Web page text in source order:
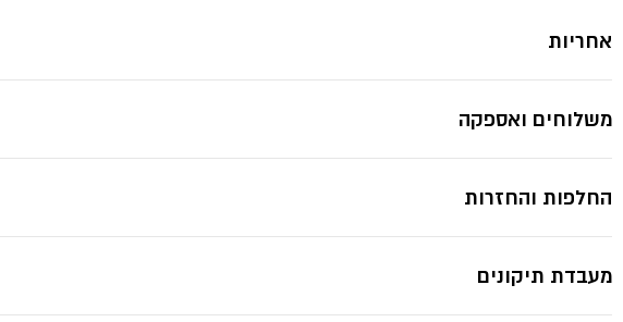
אחריות
משלוחים ואספקה
החלפות והחזרות
מעבדת תיקונים